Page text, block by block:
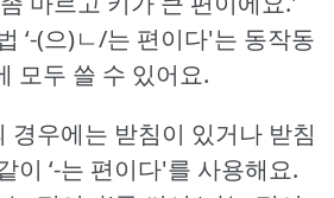
‘-(으)ㄴ/는 편이다'는 동작동
모두 쓸 수 있어요.
경우에는 받침이 있거나 받침
이 ‘-는 편이다'를 사용해요.